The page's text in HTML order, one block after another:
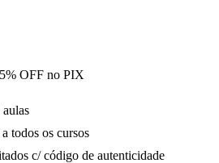
5% OFF no PIX
aulas
todos os cursos
c/ código de autenticidade